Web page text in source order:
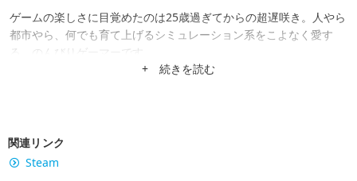
ゲームの楽しさに目覚めたのは25歳過ぎてからの超遅咲き。人やら
都市やら、何でも育て上げるシミュレーション系をこよなく愛す
る、のんびりゲーマーです。
+ 続きを読む
関連リンク
Steam